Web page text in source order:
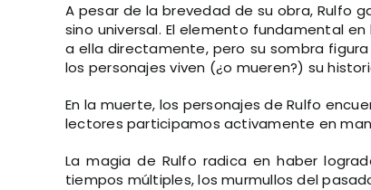
A pesar de la brevedad de su obra, Rulfo
sino universal. El elemento fundamental
a ella directamente, pero su sombra
los personajes viven (¿o mueren?) su
En la muerte, los personajes de Rulfo
lectores participamos activamente en
La magia de Rulfo radica en haber
tiempos múltiples, los murmullos del